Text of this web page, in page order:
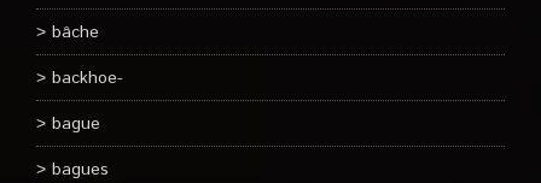
bâche
backhoe-
bague
bagues